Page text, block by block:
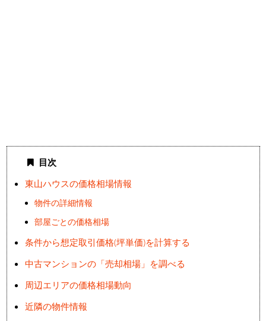
目次
東山ハウスの価格相場情報
物件の詳細情報
部屋ごとの価格相場
条件から想定取引価格(坪単価)を計算する
中古マンションの「売却相場」を調べる
周辺エリアの価格相場動向
近隣の物件情報